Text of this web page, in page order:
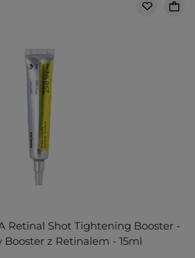
Retinal Shot Tightening Booster -
Booster z Retinalem - 15ml